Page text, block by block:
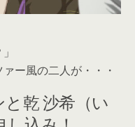
ー風の二人が・・・
乾 沙希（い